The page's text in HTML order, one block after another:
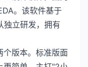
。该软件基于
立研发，拥有
个版本。标准版面